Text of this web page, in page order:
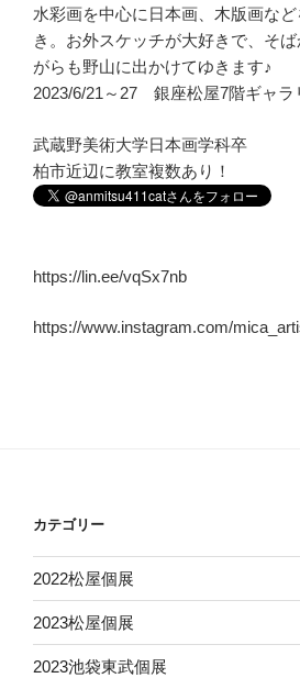
水彩画を中心に日本画、木版画な
き。お外スケッチが大好きで、そ
がらも野山に出かけてゆきます♪
2023/6/21～27 銀座松屋7階ギャラ
武蔵野美術大学日本画学科卒
柏市近辺に教室複数あり！
https://lin.ee/vqSx7nb
https://www.instagram.com/
カテゴリー
2022松屋個展
2023松屋個展
2023池袋東武個展